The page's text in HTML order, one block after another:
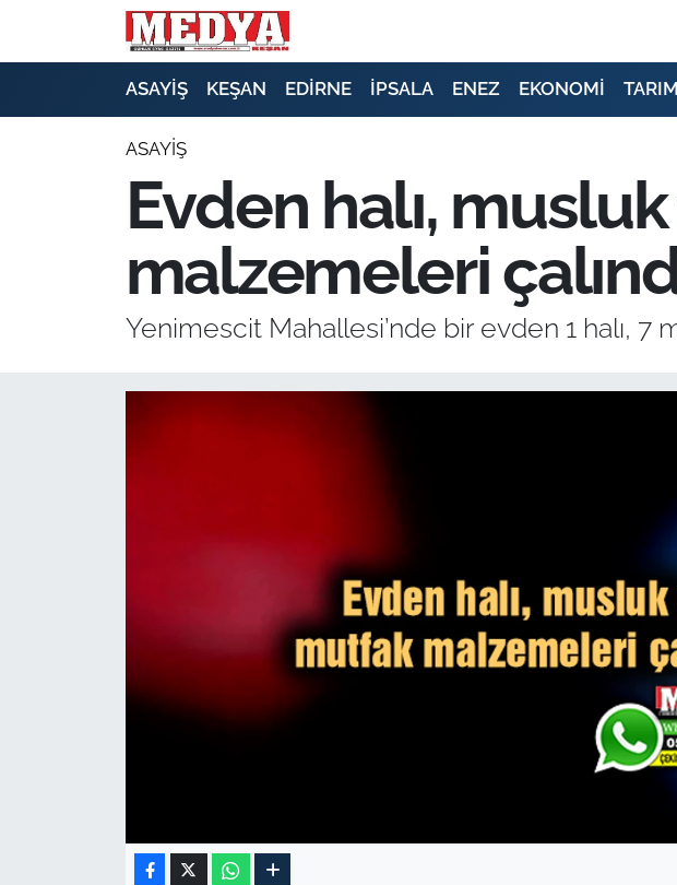
ASAYİŞ KEŞAN EDİRNE İPSALA ENEZ EKONOMİ
ASAYİŞ
Evden halı,
malzemeleri
Yenimescit Mahallesi’nde bir evden 1 halı, 7
E-GAZETE
TEKİRDAĞ